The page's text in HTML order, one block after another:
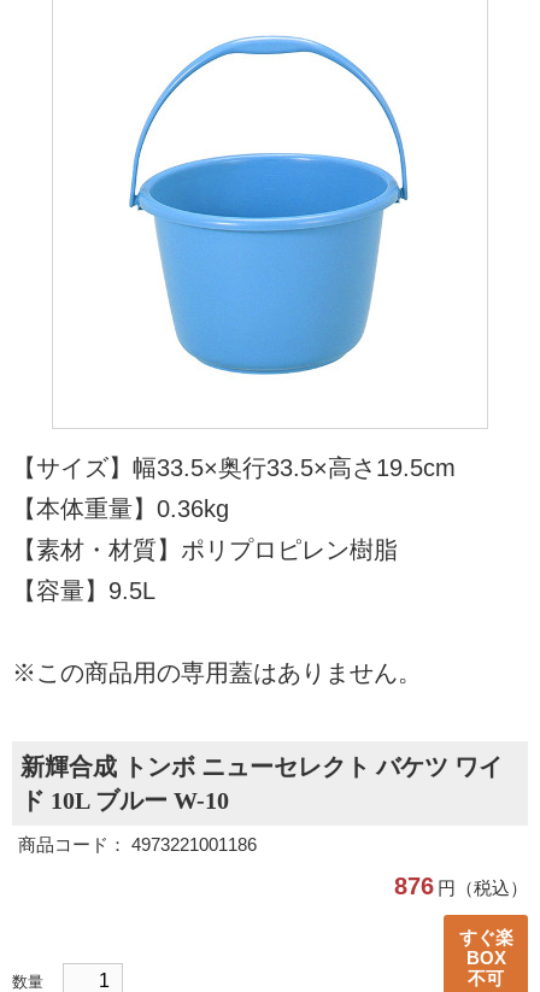
【サイズ】幅33.5×奥行33.5×高さ19.5cm
【本体重量】0.36kg
【素材・材質】ポリプロピレン樹脂
【容量】9.5L
※この商品用の専用蓋はありません。
新輝合成 トンボ ニューセレクト バケツ ワイ
ド 10L ブルー W-10
商品コード： 4973221001186
876 円（税込）
数量
すぐ楽
BOX
不可